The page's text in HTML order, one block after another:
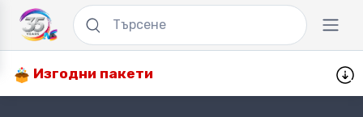
Изгодни пакети